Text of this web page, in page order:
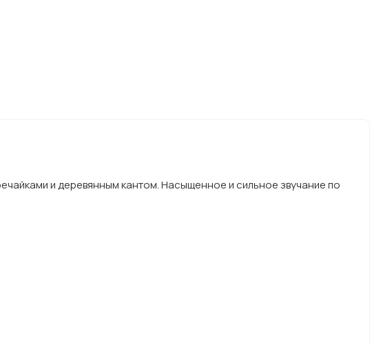
и деревянным кантом. Насыщенное и сильное звучание по